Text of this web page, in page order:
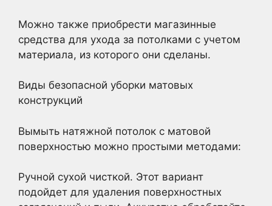
Можно также приобрести магазинные
средства для ухода за потолками с учетом
материала, из которого они сделаны.
Виды безопасной уборки матовых
конструкций
Вымыть натяжной потолок с матовой
поверхностью можно простыми методами:
Ручной сухой чисткой. Этот вариант
подойдет для удаления поверхностных